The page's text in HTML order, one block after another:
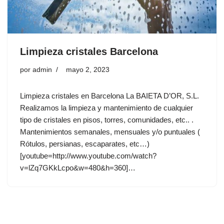
Limpieza cristales Barcelona
por admin mayo 2, 2023
Limpieza cristales en Barcelona La BAIETA D’OR, S.L.
Realizamos la limpieza y mantenimiento de cualquier
tipo de cristales en pisos, torres, comunidades, etc.. .
Mantenimientos semanales, mensuales y/o puntuales (
Rótulos, persianas, escaparates, etc…)
[youtube=http://www.youtube.com/watch?
v=lZq7GKkLcpo&w=480&h=360]…